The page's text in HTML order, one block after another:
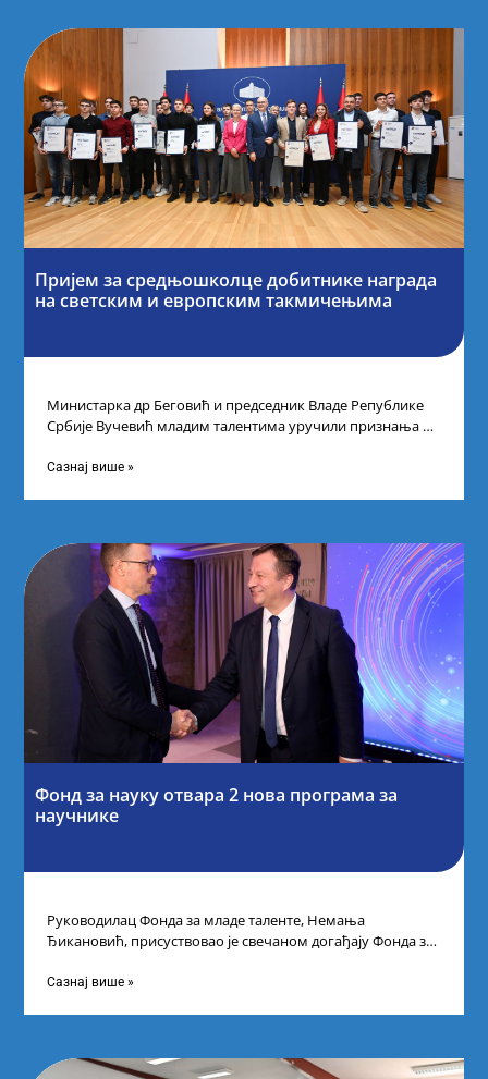
Пријем за средњошколце добитнике награда
на светским и европским такмичењима
Министарка др Беговић и председник Владе Републике
Србије Вучевић младим талентима уручили признања У
Сазнај више »
Фонд за науку отвара 2 нова програма за
научнике
Руководилац Фонда за младе таленте, Немања
Ђикановић, присуствовао је свечаном догађају Фонда за
Сазнај више »